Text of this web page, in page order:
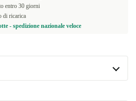
entro 30 giorni
di ricarica
- spedizione nazionale veloce